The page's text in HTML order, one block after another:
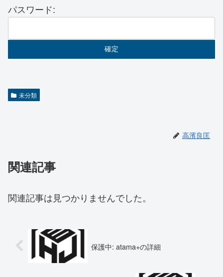
パスワード:
未分類
高濱良匡
関連記事
関連記事は見つかりませんでした。
保護中: atama+の詳細